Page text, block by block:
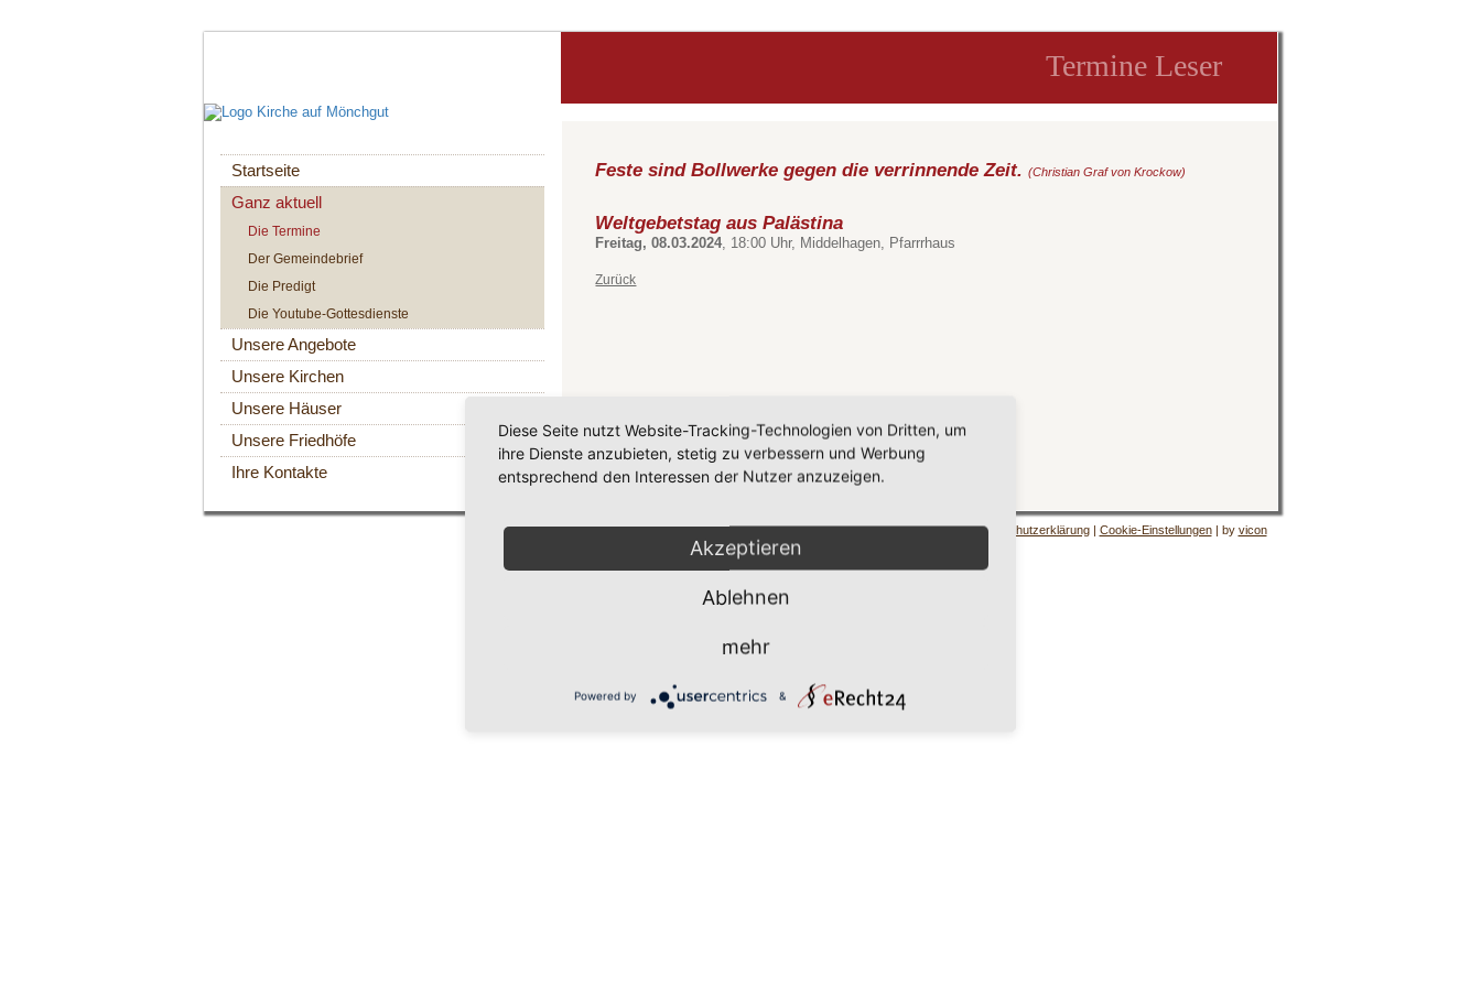
Termine Leser
Feste sind Bollwerke gegen die verrinnende Zeit.(Christian Graf von Krockow)
Weltgebetstag aus Palästina
Freitag, 08.03.2024, 18:00 Uhr, Middelhagen, Pfarrrhaus
Zurück
Navigation
überspringen
Startseite
Ganz aktuell
Die Termine
Der Gemeindebrief
Die Predigt
Die Youtube-Gottesdienste
Unsere Angebote
Unsere Kirchen
Unsere Häuser
Unsere Friedhöfe
Ihre Kontakte
Mönchgut 2026 |Impressum|Datenschutzerklärung| Cookie-Einstellungen| by vicon
Diese Seite nutzt Website-Tracking-Technologien von Dritten, um
ihre Dienste anzubieten, stetig zu verbessern und Werbung
entsprechend den Interessen der Nutzer anzuzeigen.
Akzeptieren
Ablehnen
mehr
Powered by &